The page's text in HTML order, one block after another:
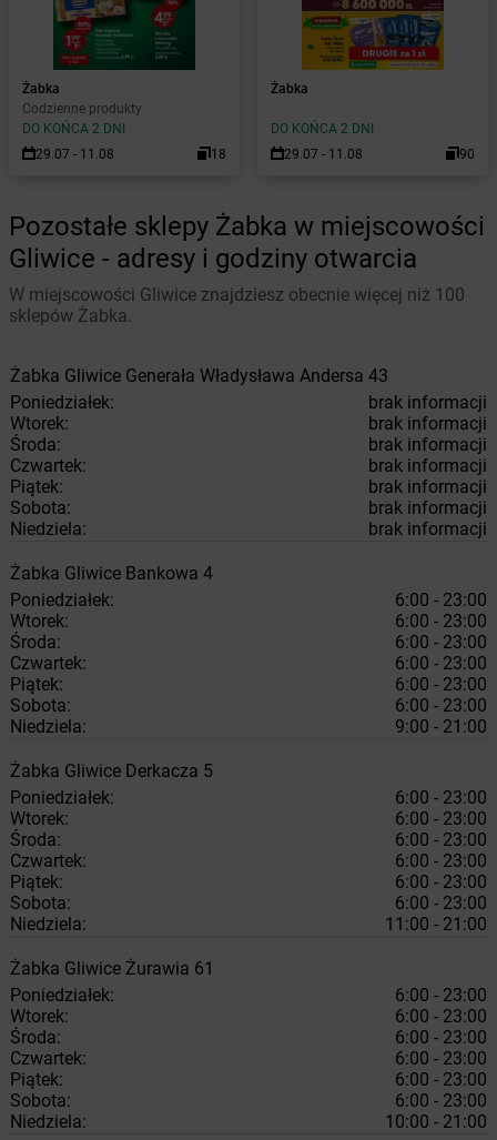
Żabka
Codzienne produkty
DO KOŃCA 2 DNI
29.07 - 11.08
18
Żabka
DO KOŃCA 2 DNI
29.07 - 11.08
90
Pozostałe sklepy Żabka w miejscowości
Gliwice - adresy i godziny otwarcia
W miejscowości Gliwice znajdziesz obecnie więcej niż 100
sklepów Żabka.
Żabka Gliwice Generała Władysława Andersa 43
Poniedziałek:
brak informacji
Wtorek:
brak informacji
Środa:
brak informacji
Czwartek:
brak informacji
Piątek:
brak informacji
Sobota:
brak informacji
Niedziela:
brak informacji
Żabka Gliwice Bankowa 4
Poniedziałek:
6:00 - 23:00
Wtorek:
6:00 - 23:00
Środa:
6:00 - 23:00
Czwartek:
6:00 - 23:00
Piątek:
6:00 - 23:00
Sobota:
6:00 - 23:00
Niedziela:
9:00 - 21:00
Żabka Gliwice Derkacza 5
Poniedziałek:
6:00 - 23:00
Wtorek:
6:00 - 23:00
Środa:
6:00 - 23:00
Czwartek:
6:00 - 23:00
Piątek:
6:00 - 23:00
Sobota:
6:00 - 23:00
Niedziela:
11:00 - 21:00
Żabka Gliwice Żurawia 61
Poniedziałek:
6:00 - 23:00
Wtorek:
6:00 - 23:00
Środa:
6:00 - 23:00
Czwartek:
6:00 - 23:00
Piątek:
6:00 - 23:00
Sobota:
6:00 - 23:00
Niedziela:
10:00 - 21:00